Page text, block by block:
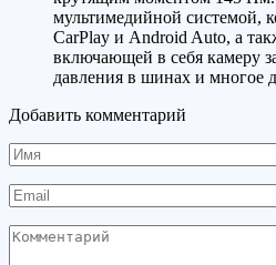
мультимедийной системой,
CarPlay и Android Auto, а
включающей в себя камеру
давления в шинах и многое
Добавить комментарий
Имя
Email
Комментарий